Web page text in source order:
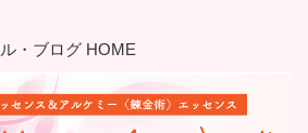
・ブログ HOME